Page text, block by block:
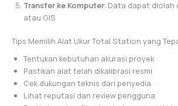
Transfer ke Komputer: Data dapat diolah
atau GIS
Tips Memilih Alat Ukur Total Station yang
Tentukan kebutuhan akurasi proyek
Pastikan alat telah dikalibrasi resmi
Cek dukungan teknis dari penyedia
Lihat reputasi dan review pengguna